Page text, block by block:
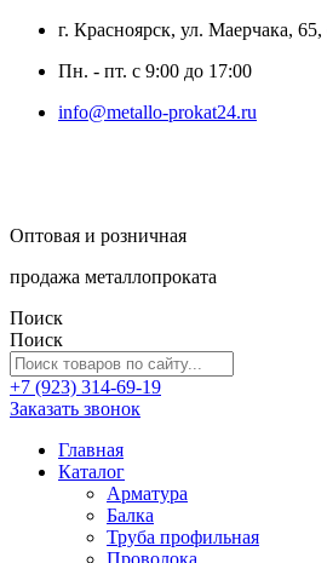
г. Красноярск, ул. Маерчака,
Пн. - пт. с 9:00 до 17:00
info@metallo-prokat24.ru
Оптовая и розничная
продажа металлопроката
Поиск
Поиск
+7 (923) 314-69-19
Заказать звонок
Главная
Каталог
Арматура
Балка
Труба профильная
Проволока